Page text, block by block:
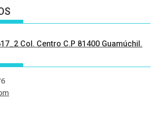
Col. Centro C.P 81400 Guamúchil.